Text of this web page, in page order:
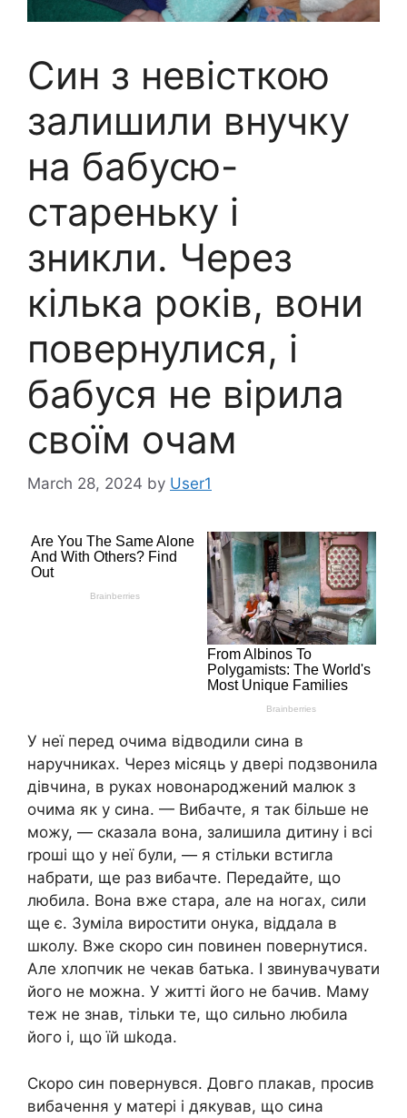
Син з невісткою
залишили внучку
на бабусю-
стареньку і
зникли. Через
кілька років, вони
повернулися, і
бабуся не вірила
своїм очам
March 28, 2024 by User1
У неї перед очима відводили сина в
наручниках. Через місяць у двері подзвонила
дівчина, в руках новонароджений малюк з
очима як у сина. — Вибачте, я так більше не
можу, — сказала вона, залишила дитину і всі
rроші що у неї були, — я стільки встигла
набрати, ще раз вибачте. Передайте, що
любила. Вона вже стара, але на ногах, сили
ще є. Зуміла виростити онука, віддала в
школу. Вже скоро син повинен повернутися.
Але хлопчик не чекав батька. І звинувачувати
його не можна. У житті його не бачив. Маму
теж не знав, тільки те, що сильно любила
його і, що їй шkода.
Скоро син повернувся. Довго плакав, просив
вибачення у матері і дякував, що сина